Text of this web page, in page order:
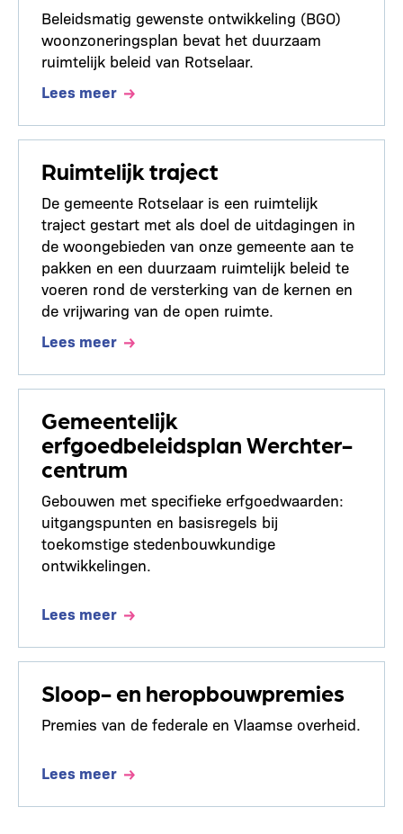
Beleidsmatig gewenste ontwikkeling (BGO)
woonzoneringsplan bevat het duurzaam
ruimtelijk beleid van Rotselaar.
Lees meer
Ruimtelijk traject
De gemeente Rotselaar is een ruimtelijk
traject gestart met als doel de uitdagingen in
de woongebieden van onze gemeente aan te
pakken en een duurzaam ruimtelijk beleid te
voeren rond de versterking van de kernen en
de vrijwaring van de open ruimte.
Lees meer
Gemeentelijk
erfgoedbeleidsplan Werchter-
centrum
Gebouwen met specifieke erfgoedwaarden:
uitgangspunten en basisregels bij
toekomstige stedenbouwkundige
ontwikkelingen.
Lees meer
Sloop- en heropbouwpremies
Premies van de federale en Vlaamse overheid.
Lees meer